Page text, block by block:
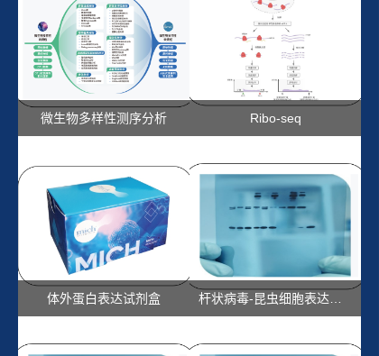
微生物多样性测序分析 Ribo-seq
体外蛋白表达试剂盒 杆状病毒-昆虫细胞表达系统